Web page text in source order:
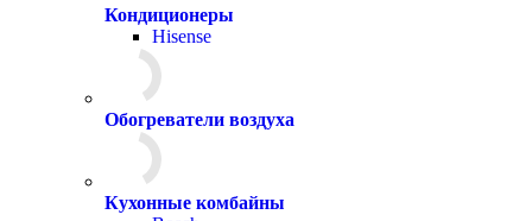
Кондиционеры
Hisense
Обогреватели воздуха
Кухонные комбайны